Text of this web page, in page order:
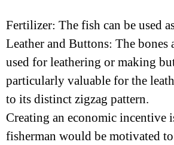
Fertilizer: The fish can be used
Leather and Buttons: The bones
used for leathering or making
particularly valuable for the
to its distinct zigzag pattern.
Creating an economic incentive
fisherman would be motivated to